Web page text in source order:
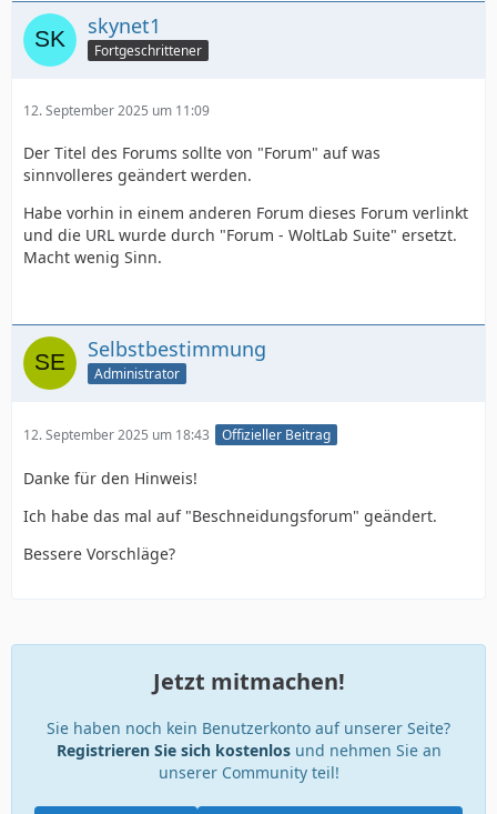
skynet1
Fortgeschrittener
12. September 2025 um 11:09
Der Titel des Forums sollte von "Forum" auf was
sinnvolleres geändert werden.
Habe vorhin in einem anderen Forum dieses Forum verlinkt
und die URL wurde durch "Forum - WoltLab Suite" ersetzt.
Macht wenig Sinn.
Selbstbestimmung
Administrator
12. September 2025 um 18:43 Offizieller Beitrag
Danke für den Hinweis!
Ich habe das mal auf "Beschneidungsforum" geändert.
Bessere Vorschläge?
Jetzt mitmachen!
Sie haben noch kein Benutzerkonto auf unserer Seite?
Registrieren Sie sich kostenlosund nehmen Sie an
unserer Community teil!